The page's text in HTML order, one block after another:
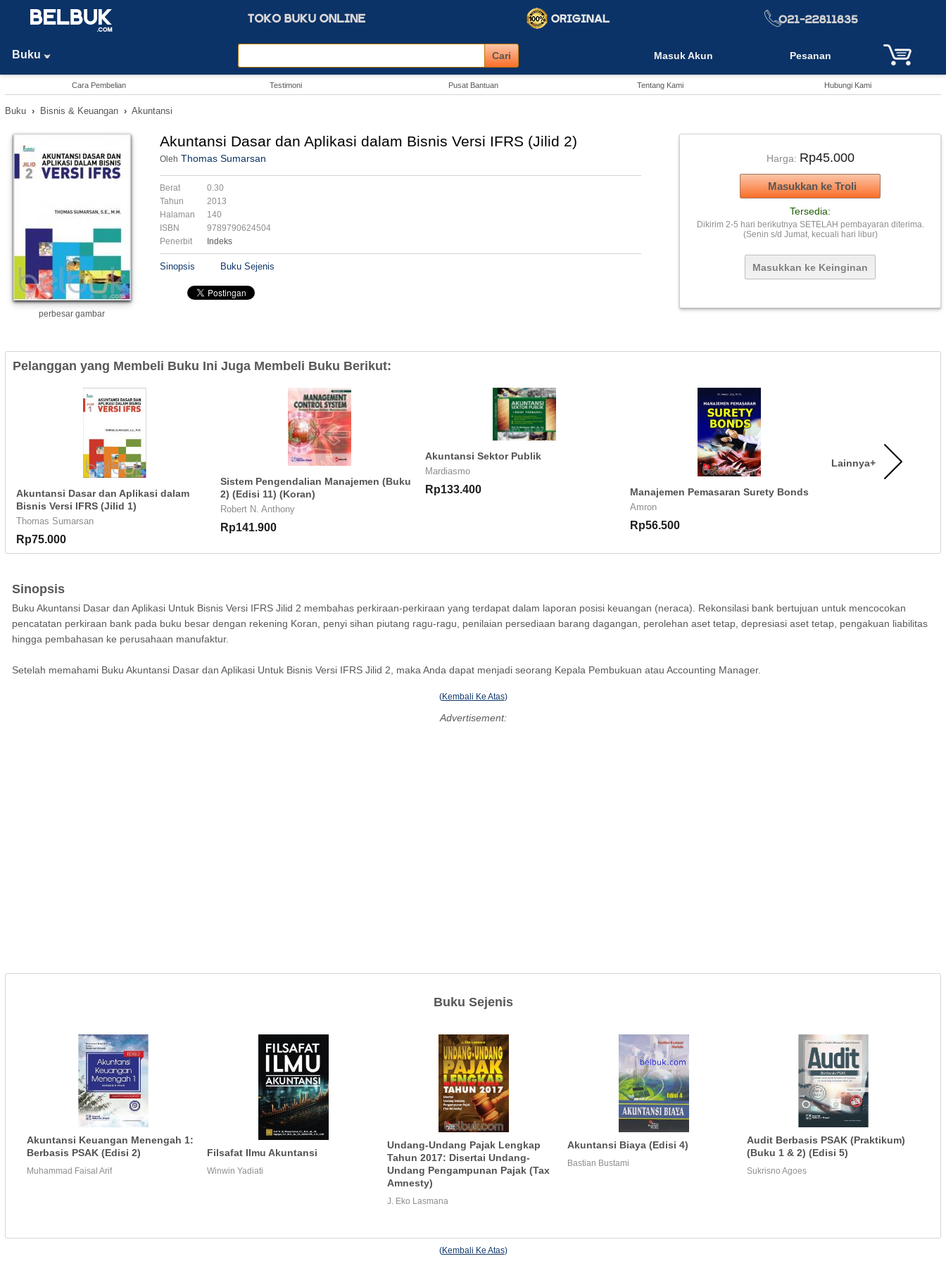
Buku Masuk Akun Pesanan
Cara Pembelian Testimoni Pusat Bantuan Tentang Kami Hubungi Kami
Buku › Bisnis & Keuangan › Akuntansi
perbesar gambar
Akuntansi Dasar dan Aplikasi dalam Bisnis Versi IFRS (Jilid 2)
Oleh Thomas Sumarsan
Berat
0.30
Tahun
2013
Halaman
140
ISBN
9789790624504
Penerbit
Indeks
Sinopsis Buku Sejenis
Harga: Rp45.000
Tersedia:
Dikirim 2-5 hari berikutnya SETELAH pembayaran diterima.
(Senin s/d Jumat, kecuali hari libur)
Pelanggan yang Membeli Buku Ini Juga Membeli Buku Berikut:
Akuntansi Dasar dan Aplikasi dalam
Bisnis Versi IFRS (Jilid 1)
Thomas Sumarsan
Rp75.000
Sistem Pengendalian Manajemen (Buku
2) (Edisi 11) (Koran)
Robert N. Anthony
Rp141.900
Akuntansi Sektor Publik
Mardiasmo
Rp133.400 Manajemen Pemasaran Surety Bonds
Amron
Rp56.500
Lainnya+
Sinopsis
Buku Akuntansi Dasar dan Aplikasi Untuk Bisnis Versi IFRS Jilid 2 membahas perkiraan-perkiraan yang terdapat dalam laporan posisi keuangan (neraca). Rekonsilasi bank bertujuan untuk mencocokan
pencatatan perkiraan bank pada buku besar dengan rekening Koran, penyi sihan piutang ragu-ragu, penilaian persediaan barang dagangan, perolehan aset tetap, depresiasi aset tetap, pengakuan liabilitas
hingga pembahasan ke perusahaan manufaktur.
Setelah memahami Buku Akuntansi Dasar dan Aplikasi Untuk Bisnis Versi IFRS Jilid 2, maka Anda dapat menjadi seorang Kepala Pembukuan atau Accounting Manager.
(Kembali Ke Atas)
Advertisement:
Buku Sejenis
Akuntansi Keuangan Menengah 1:
Berbasis PSAK (Edisi 2)
Muhammad Faisal Arif
Filsafat Ilmu Akuntansi
Winwin Yadiati
Undang-Undang Pajak Lengkap
Tahun 2017: Disertai Undang-
Undang Pengampunan Pajak (Tax
Amnesty)
J. Eko Lasmana
Akuntansi Biaya (Edisi 4)
Bastian Bustami
Audit Berbasis PSAK (Praktikum)
(Buku 1 & 2) (Edisi 5)
Sukrisno Agoes
(Kembali Ke Atas)